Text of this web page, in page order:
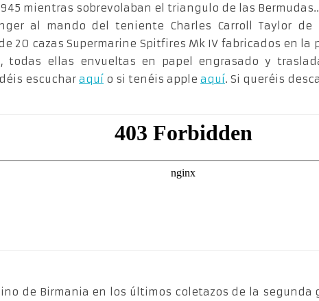
mientras sobrevolaban el triangulo de las
al mando del teniente Charles Carroll Taylor
20 cazas Supermarine Spitfires Mk IV fabricados en
todas ellas envueltas en papel engrasado y
escuchar aquí o si tenéis apple aquí. Si queréis
de Birmania en los últimos coletazos de la segunda